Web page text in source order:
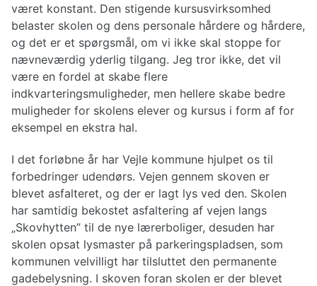
været konstant. Den stigende kursusvirksomhed
belaster skolen og dens personale hårdere og hårdere,
og det er et spørgsmål, om vi ikke skal stoppe for
nævneværdig yderlig tilgang. Jeg tror ikke, det vil
være en fordel at skabe flere
indkvarteringsmuligheder, men hellere skabe bedre
muligheder for skolens elever og kursus i form af for
eksempel en ekstra hal.
I det forløbne år har Vejle kommune hjulpet os til
forbedringer udendørs. Vejen gennem skoven er
blevet asfalteret, og der er lagt lys ved den. Skolen
har samtidig bekostet asfaltering af vejen langs
„Skovhytten” til de nye lærerboliger, desuden har
skolen opsat lysmaster på parkeringspladsen, som
kommunen velvilligt har tilsluttet den permanente
gadebelysning. I skoven foran skolen er der blevet